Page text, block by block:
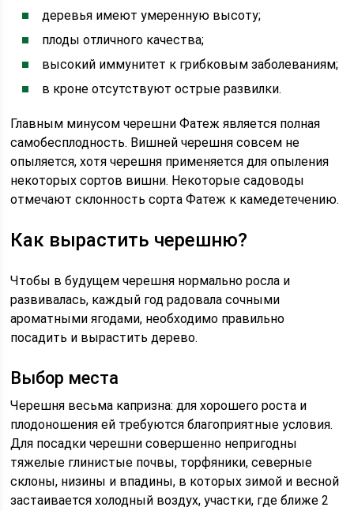
деревья имеют умеренную высоту;
плоды отличного качества;
высокий иммунитет к грибковым заболеваниям;
в кроне отсутствуют острые развилки.
Главным минусом черешни Фатеж является полная
самобесплодность. Вишней черешня совсем не
опыляется, хотя черешня применяется для опыления
некоторых сортов вишни. Некоторые садоводы
отмечают склонность сорта Фатеж к камедетечению.
Как вырастить черешню?
Чтобы в будущем черешня нормально росла и
развивалась, каждый год радовала сочными
ароматными ягодами, необходимо правильно
посадить и вырастить дерево.
Выбор места
Черешня весьма капризна: для хорошего роста и
плодоношения ей требуются благоприятные условия.
Для посадки черешни совершенно непригодны
тяжелые глинистые почвы, торфяники, северные
склоны, низины и впадины, в которых зимой и весной
застаивается холодный воздух, участки, где ближе 2